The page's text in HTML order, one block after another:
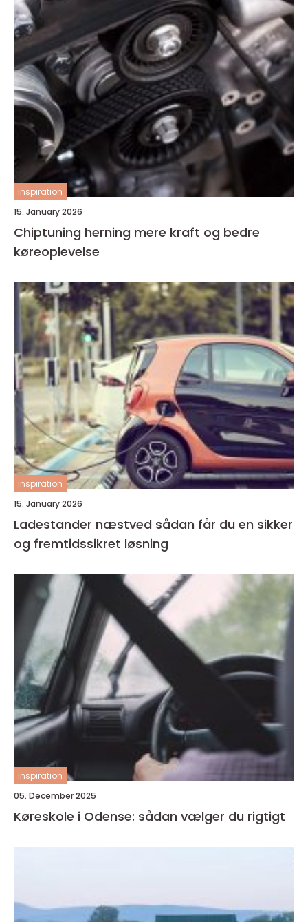
inspiration
15. January 2026
Chiptuning herning mere kraft og bedre
køreoplevelse
inspiration
15. January 2026
Ladestander næstved sådan får du en sikker
og fremtidssikret løsning
inspiration
05. December 2025
Køreskole i Odense: sådan vælger du rigtigt